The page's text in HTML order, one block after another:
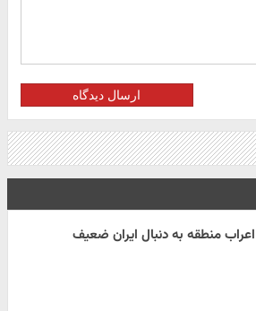
ارسال دیدگاه
اعراب منطقه به دنبال ایران ضعیف